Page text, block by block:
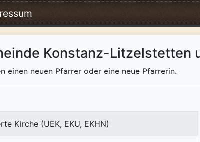
Konstanz-Litzelstetten
einen neuen Pfarrer oder eine neue Pfarrerin.
Kirche (UEK, EKU, EKHN)